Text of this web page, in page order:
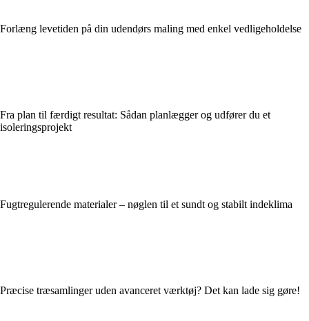
Forlæng levetiden på din udendørs maling med enkel vedligeholdelse
Fra plan til færdigt resultat: Sådan planlægger og udfører du et
isoleringsprojekt
Fugtregulerende materialer – nøglen til et sundt og stabilt indeklima
Præcise træsamlinger uden avanceret værktøj? Det kan lade sig gøre!